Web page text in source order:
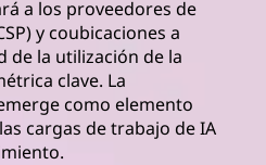
a los proveedores de
y coubicaciones a
de la utilización de la
clave. La
como elemento
cargas de trabajo de IA